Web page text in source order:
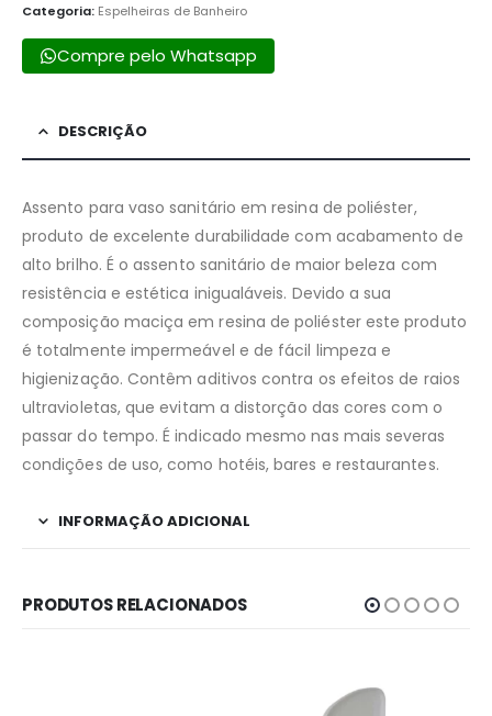
Categoria: Espelheiras de Banheiro
Compre pelo Whatsapp
DESCRIÇÃO
Assento para vaso sanitário em resina de poliéster,
produto de excelente durabilidade com acabamento de
alto brilho. É o assento sanitário de maior beleza com
resistência e estética inigualáveis. Devido a sua
composição maciça em resina de poliéster este produto
é totalmente impermeável e de fácil limpeza e
higienização. Contêm aditivos contra os efeitos de raios
ultravioletas, que evitam a distorção das cores com o
passar do tempo. É indicado mesmo nas mais severas
condições de uso, como hotéis, bares e restaurantes.
INFORMAÇÃO ADICIONAL
PRODUTOS RELACIONADOS